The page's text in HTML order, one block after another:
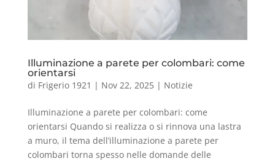
Illuminazione a parete per colombari: come
orientarsi
di Frigerio 1921 | Nov 22, 2025| Notizie
Illuminazione a parete per colombari: come
orientarsi Quando si realizza o si rinnova una lastra
a muro, il tema dell’illuminazione a parete per
colombari torna spesso nelle domande delle